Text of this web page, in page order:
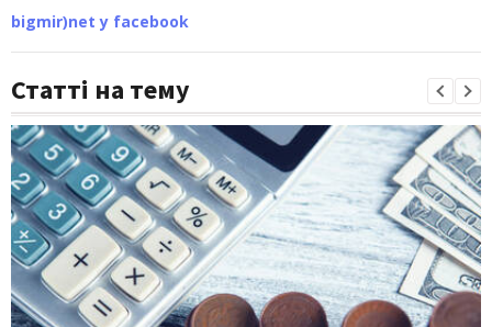
bigmir)net у facebook
Статті на тему